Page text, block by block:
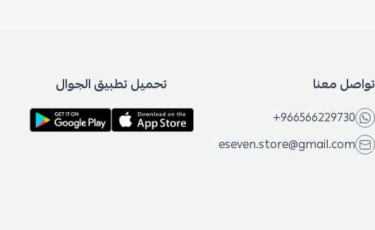
تواصل معنا
+966566229730
eseven.store@gmail.com
تحميل تطبيق الجوال